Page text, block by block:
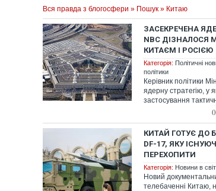
Вся правда з блогосфери » Пошук » Китаю
ЗАСЕКРЕЧЕНА
NBC ДІЗНАЛОСЯ
КИТАЄМ І РОСІЄЮ
Категорія: Політичні
політики
Керівник політики
ядерну стратегію, у
застосування
КИТАЙ ГОТУЄ ДО
DF-17, ЯКУ
ПЕРЕХОПИТИ
Категорія: Новини в
Новий
телебаченні Китаю,